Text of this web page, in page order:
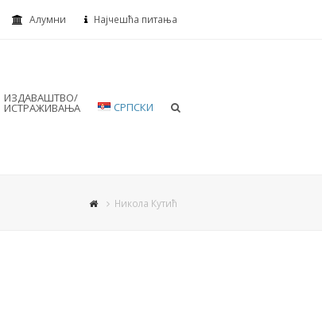
Алумни Најчешћа питања
ИЗДАВАШТВО/
ИСТРАЖИВАЊА СРПСКИ
Никола Кутић